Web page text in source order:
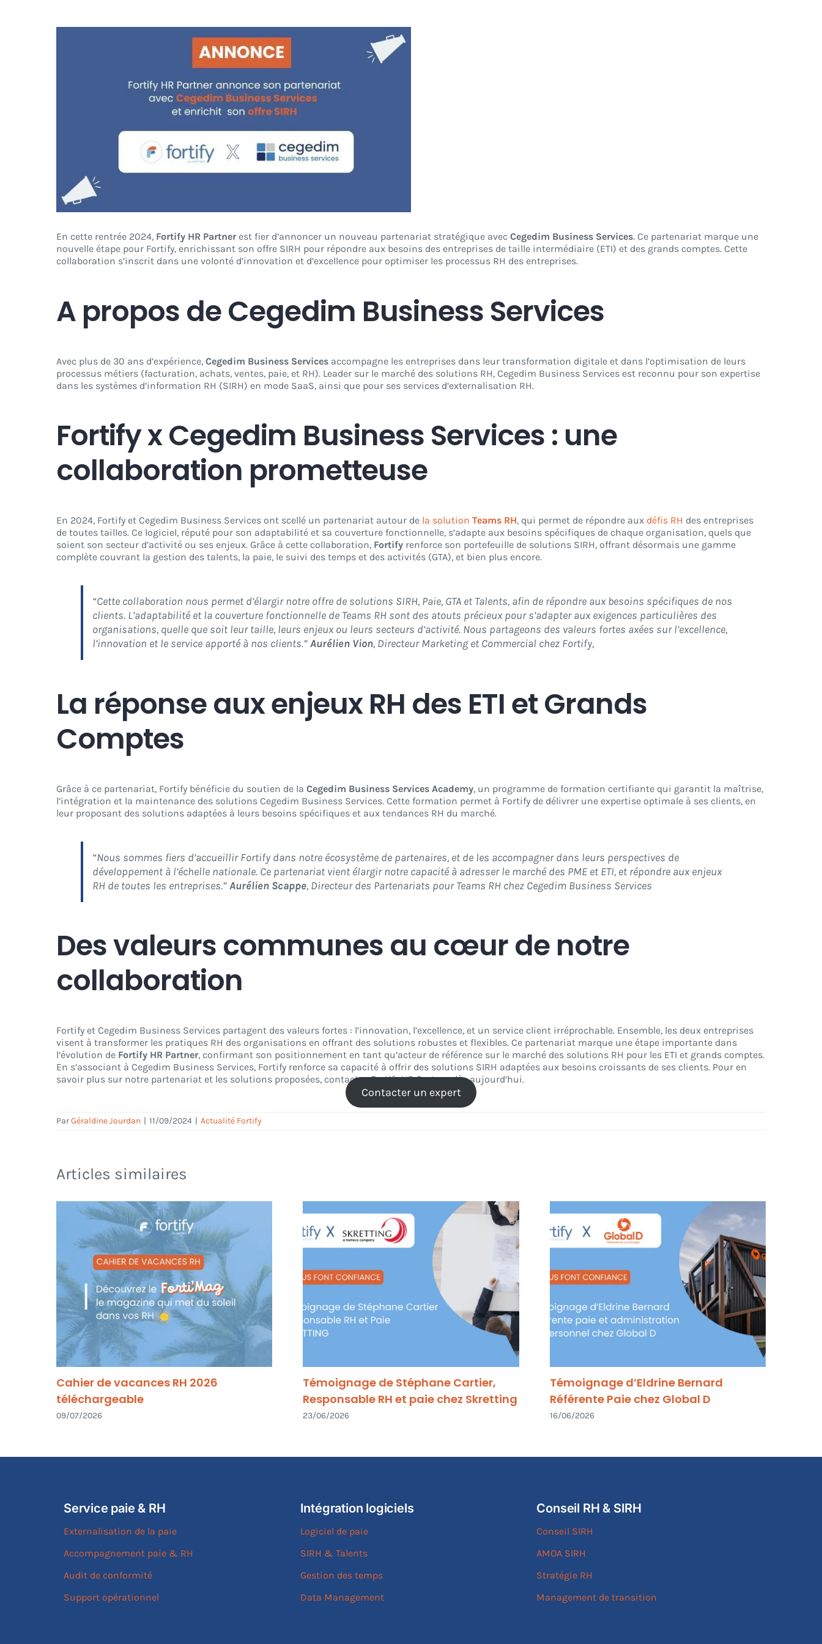
En cette rentrée 2024, Fortify HR Partnerest fier d’annoncer un nouveau partenariat stratégique avec Cegedim Business Services. Ce partenariat marque une
nouvelle étape pour Fortify, enrichissant son offre SIRH pour répondre aux besoins des entreprises de taille intermédiaire (ETI) et des grands comptes. Cette
collaboration s’inscrit dans une volonté d’innovation et d’excellence pour optimiser les processus RH des entreprises.
A propos de Cegedim Business Services
Avec plus de 30 ans d’expérience, Cegedim Business Services accompagne les entreprises dans leur transformation digitale et dans l’optimisation de leurs
processus métiers (facturation, achats, ventes, paie, et RH). Leader sur le marché des solutions RH, Cegedim Business Services est reconnu pour son expertise
dans les systèmes d’information RH (SIRH) en mode SaaS, ainsi que pour ses services d’externalisation RH.
Fortify x Cegedim Business Services : une
collaboration prometteuse
En 2024, Fortify et Cegedim Business Services ont scellé un partenariat autour de la solution Teams RH, qui permet de répondre aux défis RH des entreprises
de toutes tailles. Ce logiciel, réputé pour son adaptabilité et sa couverture fonctionnelle, s’adapte aux besoins spécifiques de chaque organisation, quels que
soient son secteur d’activité ou ses enjeux. Grâce à cette collaboration, Fortify renforce son portefeuille de solutions SIRH, offrant désormais une gamme
complète couvrant la gestion des talents, la paie, le suivi des temps et des activités (GTA), et bien plus encore.
“Cette collaboration nous permet d’élargir notre offre de solutions SIRH, Paie, GTA et Talents, afin de répondre aux besoins spécifiques de nos
clients. L’adaptabilité et la couverture fonctionnelle de Teams RH sont des atouts précieux pour s’adapter aux exigences particulières des
organisations, quelle que soit leur taille, leurs enjeux ou leurs secteurs d’activité. Nous partageons des valeurs fortes axées sur l’excellence,
l’innovation et le service apporté à nos clients.”Aurélien Vion, Directeur Marketing et Commercial chez Fortify,
La réponse aux enjeux RH des ETI et Grands
Comptes
Grâce à ce partenariat, Fortify bénéficie du soutien de la Cegedim Business Services Academy, un programme de formation certifiante qui garantit la maîtrise,
l’intégration et la maintenance des solutions Cegedim Business Services. Cette formation permet à Fortify de délivrer une expertise optimale à ses clients, en
leur proposant des solutions adaptées à leurs besoins spécifiques et aux tendances RH du marché.
“Nous sommes fiers d’accueillir Fortify dans notre écosystème de partenaires, et de les accompagner dans leurs perspectives de
développement à l’échelle nationale. Ce partenariat vient élargir notre capacité à adresser le marché des PME et ETI, et répondre aux enjeux
RH de toutes les entreprises.”Aurélien Scappe, Directeur des Partenariats pour Teams RH chez Cegedim Business Services
Des valeurs communes au cœur de notre
collaboration
Fortify et Cegedim Business Services partagent des valeurs fortes : l’innovation, l’excellence, et un service client irréprochable. Ensemble, les deux entreprises
visent à transformer les pratiques RH des organisations en offrant des solutions robustes et flexibles. Ce partenariat marque une étape importante dans
l’évolution de Fortify HR Partner, confirmant son positionnement en tant qu’acteur de référence sur le marché des solutions RH pour les ETI et grands comptes.
En s’associant à Cegedim Business Services, Fortify renforce sa capacité à offrir des solutions SIRH adaptées aux besoins croissants de ses clients. Pour en
savoir plus sur notre partenariat et les solutions proposées, contactez Fortify HR Partner dès aujourd’hui.
Contacter un expert
ParGéraldine Jourdan | 11/09/2024 | Actualité Fortify
Articles similaires
Cahier de vacances RH 2026
téléchargeable
09/07/2026
Témoignage de Stéphane Cartier,
Responsable RH et paie chez Skretting
23/06/2026
Témoignage d’Eldrine Bernard
Référente Paie chez Global D
16/06/2026
Service paie & RH
Externalisation de la paie
Accompagnement paie & RH
Audit de conformité
Support opérationnel
Intégration logiciels
Logiciel de paie
SIRH & Talents
Gestion des temps
Data Management
Conseil RH & SIRH
Conseil SIRH
AMOA SIRH
Stratégie RH
Management de transition